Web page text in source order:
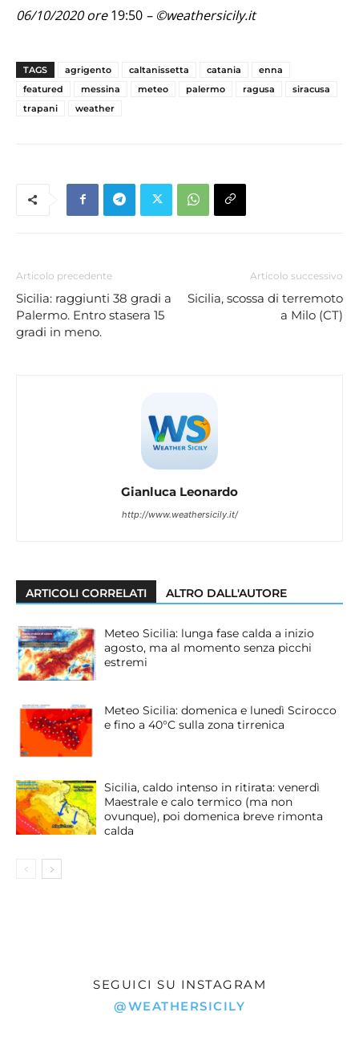
06/10/2020 ore19:50 – ©weathersicily.it
TAGS agrigento caltanissetta catania
enna
featured
messina meteo palermo ragusa
siracusa
trapani
weather
Articolo precedente
Sicilia: raggiunti 38 gradi a
Palermo. Entro stasera 15
gradi in meno.
Articolo successivo
Sicilia, scossa di terremoto
a Milo (CT)
Gianluca Leonardo
http://www.weathersicily.it/
ARTICOLI CORRELATI ALTRO DALL'AUTORE
Meteo Sicilia: lunga fase calda a inizio
agosto, ma al momento senza picchi
estremi
Meteo Sicilia: domenica e lunedì Scirocco
e fino a 40°C sulla zona tirrenica
Sicilia, caldo intenso in ritirata: venerdì
Maestrale e calo termico (ma non
ovunque), poi domenica breve rimonta
calda
SEGUICI SU INSTAGRAM
@WEATHERSICILY